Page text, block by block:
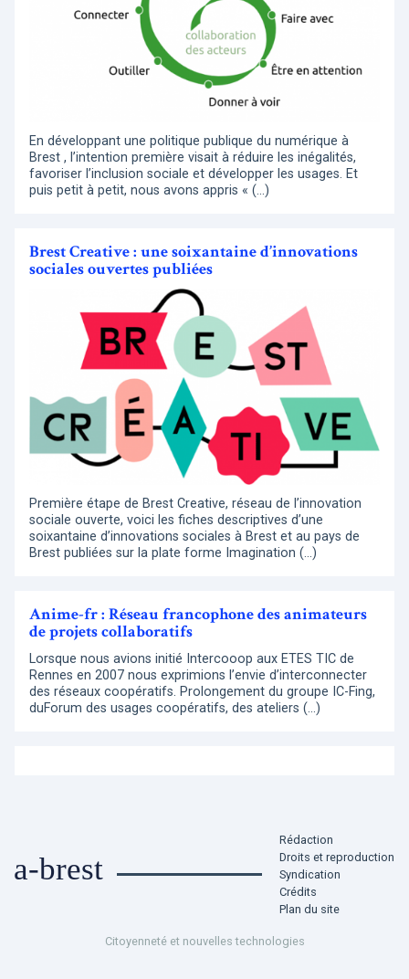
En développant une politique publique du numérique à
Brest , l’intention première visait à réduire les inégalités,
favoriser l’inclusion sociale et développer les usages. Et
puis petit à petit, nous avons appris « (…)
Brest Creative : une soixantaine d’innovations
sociales ouvertes publiées
Première étape de Brest Creative, réseau de l’innovation
sociale ouverte, voici les fiches descriptives d’une
soixantaine d’innovations sociales à Brest et au pays de
Brest publiées sur la plate forme Imagination (…)
Anime-fr : Réseau francophone des animateurs
de projets collaboratifs
Lorsque nous avions initié Intercooop aux ETES TIC de
Rennes en 2007 nous exprimions l’envie d’interconnecter
des réseaux coopératifs. Prolongement du groupe IC-Fing,
duForum des usages coopératifs, des ateliers (…)
a-brest
Rédaction
Droits et reproduction
Syndication
Crédits
Plan du site
Citoyenneté et nouvelles technologies